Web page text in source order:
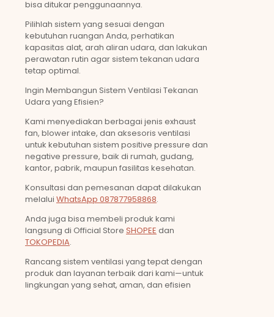
bisa ditukar penggunaannya.
Pilihlah sistem yang sesuai dengan
kebutuhan ruangan Anda, perhatikan
kapasitas alat, arah aliran udara, dan lakukan
perawatan rutin agar sistem tekanan udara
tetap optimal.
Ingin Membangun Sistem Ventilasi Tekanan
Udara yang Efisien?
Kami menyediakan berbagai jenis exhaust
fan, blower intake, dan aksesoris ventilasi
untuk kebutuhan sistem positive pressure dan
negative pressure, baik di rumah, gudang,
kantor, pabrik, maupun fasilitas kesehatan.
Konsultasi dan pemesanan dapat dilakukan
melalui WhatsApp 087877958868.
Anda juga bisa membeli produk kami
langsung di Official Store SHOPEE dan
TOKOPEDIA.
Rancang sistem ventilasi yang tepat dengan
produk dan layanan terbaik dari kami—untuk
lingkungan yang sehat, aman, dan efisien